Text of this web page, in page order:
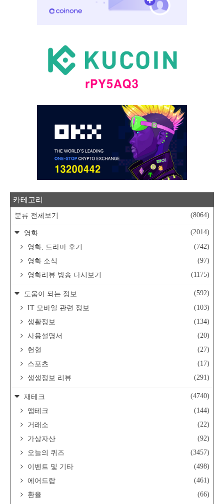
카테고리
분류 전체보기 (8064)
영화
(2014)
영화, 드라마 후기
(742)
영화 소식
(97)
영화리뷰 방송 다시보기
(1175)
도움이 되는 정보
(592)
IT 모바일 관련 정보
(103)
생활정보
(134)
사용설명서
(20)
헌혈
(27)
스포츠
(17)
생생정보 리뷰
(291)
재테크
(4740)
앱테크
(144)
거래소
(22)
가상자산
(92)
오늘의 퀴즈
(3457)
이벤트 및 기타
(498)
에어드랍
(461)
환율
(66)